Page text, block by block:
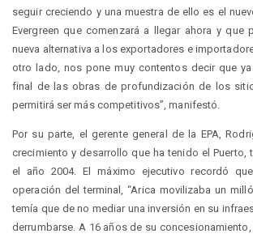
seguir creciendo y una muestra de ello es el
Evergreen que comenzará a llegar ahora y que
nueva alternativa a los exportadores e
otro lado, nos pone muy contentos decir que
final de las obras de profundización de los
permitirá ser más competitivos”, manifestó.
Por su parte, el gerente general de la EPA,
crecimiento y desarrollo que ha tenido el Puerto,
el año 2004. El máximo ejecutivo recordó
operación del terminal, “Arica movilizaba un
temía que de no mediar una inversión en su
derrumbarse. A 16 años de su